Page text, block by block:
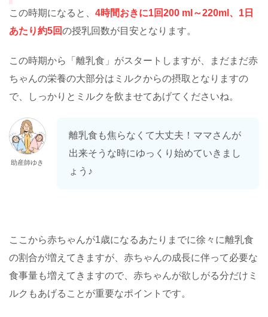
この時期になると、 4時間おきに1回200 ml～220ml、1日
あたり約5回の授乳回数が目安となります。
この時期から「離乳食」がスタートしますが、まだまだ赤
ちゃんの栄養の大部分はミルクからの摂取となりますの
で、しっかりとミルクを飲ませてあげてくださいね。
助産師ゆき
離乳食も焦らなくて大丈夫！ママさんが
出来そうな時にゆっくり始めていきまし
ょう♪
ここから赤ちゃんが1歳になるあたりまでに徐々に離乳食
の割合が増えてきますが、赤ちゃんの成長に伴って必要な
食事量も増えてきますので、赤ちゃんが欲しがる分だけミ
ルクもあげることが重要なポイントです。